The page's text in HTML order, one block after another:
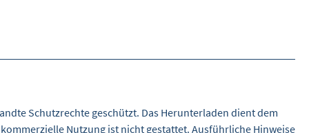
Schutzrechte geschützt. Das Herunterladen dient dem
Nutzung ist nicht gestattet. Ausführliche Hinweise